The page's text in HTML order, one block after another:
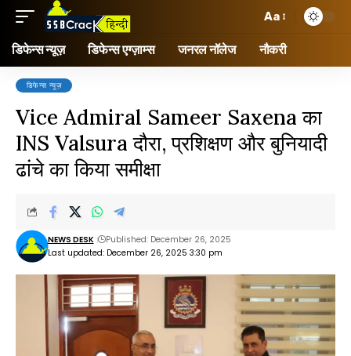
Aa
डिफेन्स न्यूज़ डिफेन्स एग्ज़ाम्स जनरल नॉलेज नौकरी
डिफेन्स न्यूज़
Vice Admiral Sameer Saxena का
INS Valsura दौरा, प्रशिक्षण और बुनियादी
ढांचे का किया समीक्षा
Last updated: December 26, 2025 3:30 pm
NEWS DESK Published: December 26, 2025